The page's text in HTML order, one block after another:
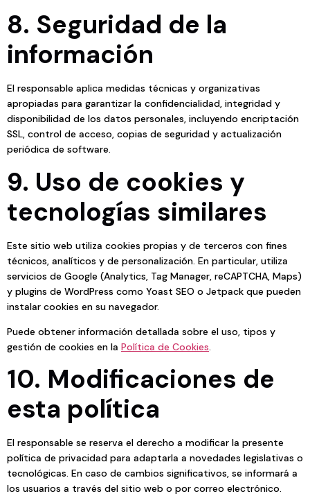
8. Seguridad de la
información
El responsable aplica medidas técnicas y organizativas
apropiadas para garantizar la confidencialidad, integridad y
disponibilidad de los datos personales, incluyendo encriptación
SSL, control de acceso, copias de seguridad y actualización
periódica de software.
9. Uso de cookies y
tecnologías similares
Este sitio web utiliza cookies propias y de terceros con fines
técnicos, analíticos y de personalización. En particular, utiliza
servicios de Google (Analytics, Tag Manager, reCAPTCHA, Maps)
y plugins de WordPress como Yoast SEO o Jetpack que pueden
instalar cookies en su navegador.
Puede obtener información detallada sobre el uso, tipos y
gestión de cookies en la Política de Cookies.
10. Modificaciones de
esta política
El responsable se reserva el derecho a modificar la presente
política de privacidad para adaptarla a novedades legislativas o
tecnológicas. En caso de cambios significativos, se informará a
los usuarios a través del sitio web o por correo electrónico.